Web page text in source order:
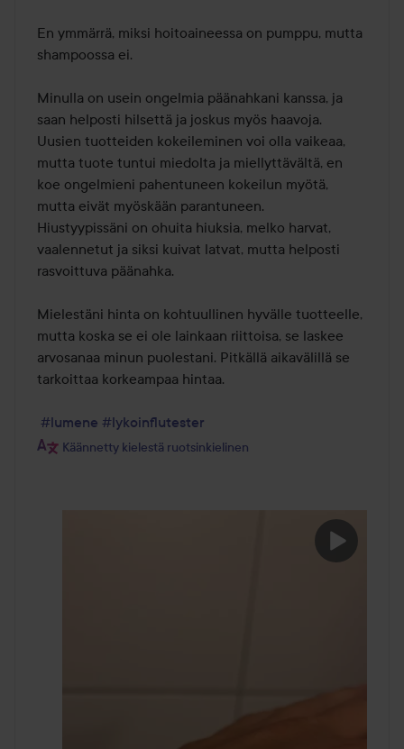
En ymmärrä, miksi hoitoaineessa on pumppu, mutta
shampoossa ei.
Minulla on usein ongelmia päänahkani kanssa, ja
saan helposti hilsettä ja joskus myös haavoja.
Uusien tuotteiden kokeileminen voi olla vaikeaa,
mutta tuote tuntui miedolta ja miellyttävältä, en
koe ongelmieni pahentuneen kokeilun myötä,
mutta eivät myöskään parantuneen.
Hiustyypissäni on ohuita hiuksia, melko harvat,
vaalennetut ja siksi kuivat latvat, mutta helposti
rasvoittuva päänahka.
Mielestäni hinta on kohtuullinen hyvälle tuotteelle,
mutta koska se ei ole lainkaan riittoisa, se laskee
arvosanaa minun puolestani. Pitkällä aikavälillä se
tarkoittaa korkeampaa hintaa.
#lumene #lykoinflutester
Käännetty kielestä ruotsinkielinen